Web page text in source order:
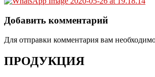
Добавить комментарий
Для отправки комментария вам
ПРОДУКЦИЯ